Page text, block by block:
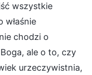
wszystkie
właśnie
chodzi o
ale o to, czy
urzeczywistnia,